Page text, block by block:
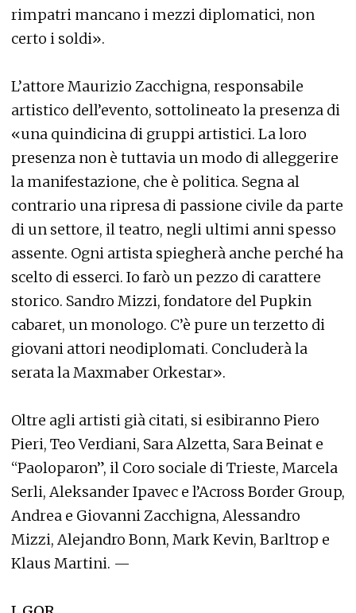
rimpatri mancano i mezzi diplomatici, non
certo i soldi».
L’attore Maurizio Zacchigna, responsabile
artistico dell’evento, sottolineato la presenza di
«una quindicina di gruppi artistici. La loro
presenza non è tuttavia un modo di alleggerire
la manifestazione, che è politica. Segna al
contrario una ripresa di passione civile da parte
di un settore, il teatro, negli ultimi anni spesso
assente. Ogni artista spiegherà anche perché ha
scelto di esserci. Io farò un pezzo di carattere
storico. Sandro Mizzi, fondatore del Pupkin
cabaret, un monologo. C’è pure un terzetto di
giovani attori neodiplomati. Concluderà la
serata la Maxmaber Orkestar».
Oltre agli artisti già citati, si esibiranno Piero
Pieri, Teo Verdiani, Sara Alzetta, Sara Beinat e
“Paoloparon”, il Coro sociale di Trieste, Marcela
Serli, Aleksander Ipavec e l’Across Border Group,
Andrea e Giovanni Zacchigna, Alessandro
Mizzi, Alejandro Bonn, Mark Kevin, Barltrop e
Klaus Martini. —